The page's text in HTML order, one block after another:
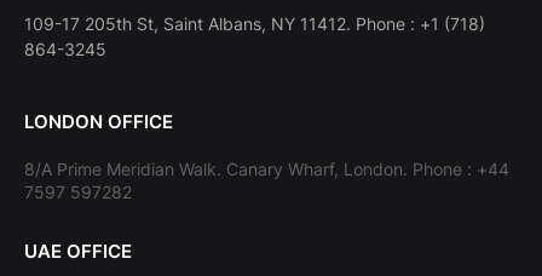
109-17 205th St, Saint Albans, NY 11412. Phone : +1 (718)
864-3245
LONDON OFFICE
8/A Prime Meridian Walk. Canary Wharf, London. Phone : +44
7597 597282
UAE OFFICE